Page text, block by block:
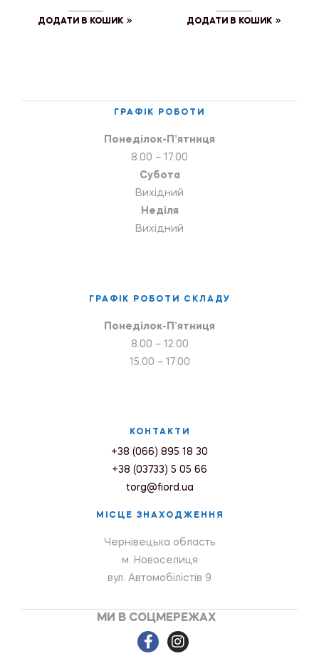
ДОДАТИ В КОШИК ДОДАТИ В КОШИК
ГРАФІК РОБОТИ
Понеділок-П’ятниця
8.00 – 17.00
Субота
Вихідний
Неділя
Вихідний
ГРАФІК РОБОТИ СКЛАДУ
Понеділок-П’ятниця
8.00 – 12.00
15.00 – 17.00
КОНТАКТИ
+38 (066) 895 18 30
+38 (03733) 5 05 66
torg@fiord.ua
МІСЦЕ ЗНАХОДЖЕННЯ
Чернівецька область
м. Новоселиця
вул. Автомобілістів 9
МИ В СОЦМЕРЕЖАХ